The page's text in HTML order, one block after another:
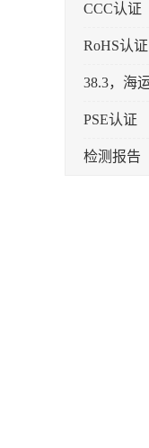
CCC认证
RoHS认证
38.3，海
PSE认证
检测报告